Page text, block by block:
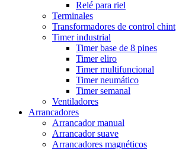
Relé para riel
Terminales
Transformadores de control chint
Timer industrial
Timer base de 8 pines
Timer eliro
Timer multifuncional
Timer neumático
Timer semanal
Ventiladores
Arrancadores
Arrancador manual
Arrancador suave
Arrancadores magnéticos